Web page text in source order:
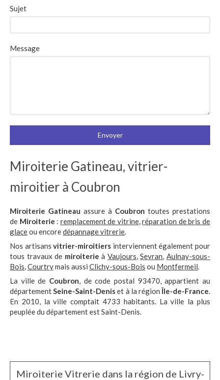
Sujet
Message
Envoyer
Miroiterie Gatineau, vitrier-
miroitier à Coubron
Miroiterie Gatineau assure à Coubron toutes prestations
de Miroiterie : remplacement de vitrine,réparation de bris de
glaceou encoredépannage vitrerie.
Nos artisansvitrier-miroitiers interviennent également pour
tous travaux de miroiterie à Vaujours,Sevran,Aulnay-sous-
Bois,Courtrymais aussi Clichy-sous-Bois ou Montfermeil.
La ville de Coubron, de code postal 93470, appartient au
départementSeine-Saint-Deniset à la région Île-de-France.
En 2010, la ville comptait 4733 habitants. La ville la plus
peuplée du département est Saint-Denis.
Miroiterie Vitrerie dans la région de Livry-